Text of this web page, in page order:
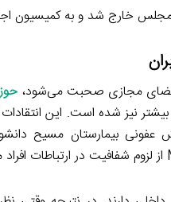
خارج شد و به کمیسیون
فضای مجازی صحبت می‌شود،
نیز شده است. این انتقادات
بیمارستان مسیح